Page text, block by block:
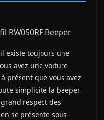
RW050RF Beeper
existe toujours une
avez une voiture
présent que vous avez
simplicité la beeper
respect des
se présente sous